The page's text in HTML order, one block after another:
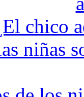
chico
niñas